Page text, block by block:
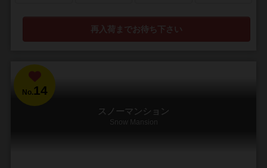
再入荷までお待ち下さい
No.14
スノーマンション
Snow Mansion